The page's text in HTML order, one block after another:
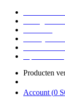
Producten
Account (0